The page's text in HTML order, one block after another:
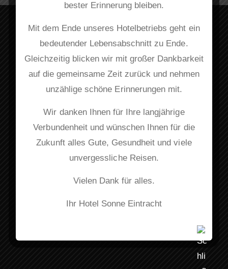
Folge uns
Hauptstraße 112 77855 Achern
+49 (0)7841 645-0
bester Erinnerung bleiben.
Mit dem Ende unseres Hotelbetriebs geht ein
bedeutender Lebensabschnitt zu Ende.
Gleichzeitig blicken wir mit großer Dankbarkeit
auf die gemeinsame Zeit zurück und nehmen
unzählige schöne Erinnerungen mit.
Wir danken Ihnen für Ihre langjährige
Verbundenheit und wünschen Ihnen für die
Zukunft alles Gute, Gesundheit und viele
unvergessliche Reisen.
Vielen Dank für alles.
Ihr Hotel Sonne Eintracht